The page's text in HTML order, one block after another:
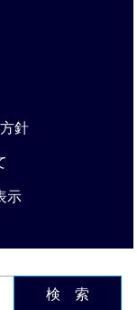
針
示
検 索